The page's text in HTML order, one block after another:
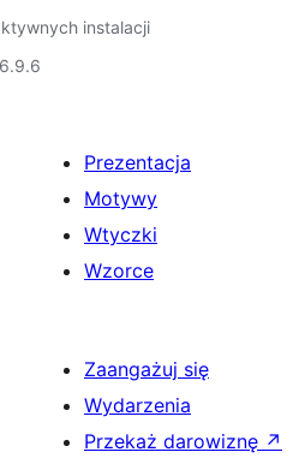
instalacji
Prezentacja
Motywy
Wtyczki
Wzorce
Zaangażuj się
Wydarzenia
Przekaż darowiznę ↗